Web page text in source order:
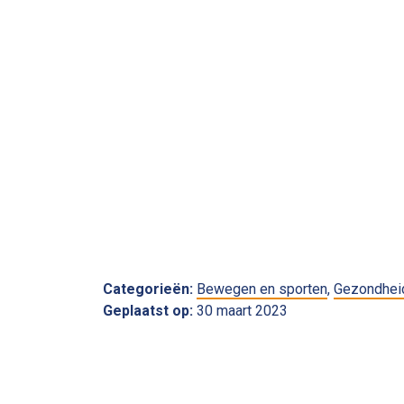
Categorieën: Bewegen en sporten,
Geplaatst op: 30 maart 2023